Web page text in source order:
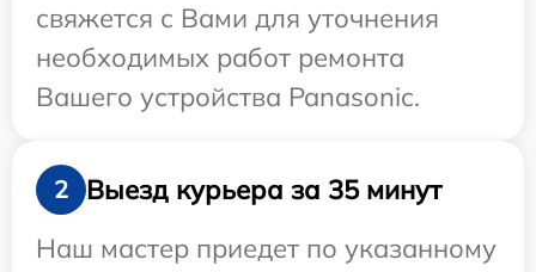
свяжется с Вами для уточнения
необходимых работ ремонта
Вашего устройства Panasonic.
2
Выезд курьера за 35 минут
Наш мастер приедет по указанному